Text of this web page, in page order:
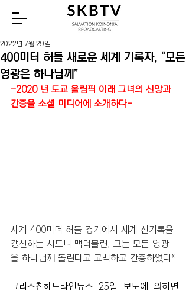
400미터 허들 새로운 세계 기록자, “모든
영광은 하나님께”
2022년 7월 29일
-2020 년 도교 올림픽 이래 그녀의 신앙과
간증을 소셜 미디어에 소개하다-
세계 400미더 허들 경기에서 세계 신기록을
갱신하는 시드니 맥러블린, 그는 모든 영광
을 하나님께 돌린다고 고백하고 간증하였다*
크리스천헤드라인뉴스 25일 보도에 의하면